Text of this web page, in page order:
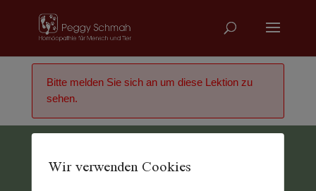
Bitte melden Sie sich an um diese Lektion zu
sehen.
Vertrag widerrufen
Wir verwenden Cookies